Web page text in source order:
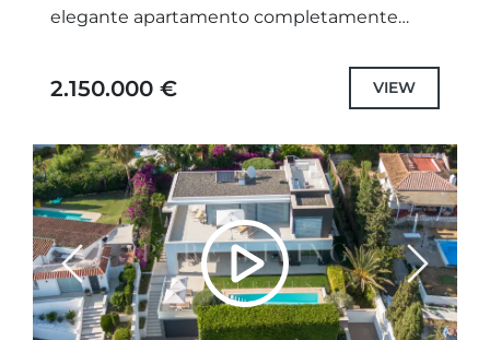
elegante apartamento completamente
contemporáneo con el estilo de vida
2.150.000 € VIEW
Previous Next